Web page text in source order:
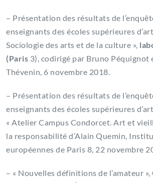
– Présentation des résultats de
enseignants des écoles supérieures
Sociologie des arts et de la culture »,
(Paris 3), codirigé par Bruno Péquignot
Thévenin, 6 novembre 2018.
– Présentation des résultats de
enseignants des écoles supérieures
« Atelier Campus Condorcet. Art et
la responsabilité d’Alain Quemin,
européennes de Paris 8, 22 novembre
– « Nouvelles définitions de l’amateur